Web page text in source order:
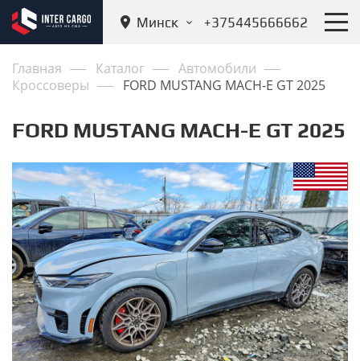
Минск +375445666662
Главная Каталог
Автомобили
Кроссоверы
FORD MUSTANG MACH-E GT 2025
FORD MUSTANG MACH-E GT 2025